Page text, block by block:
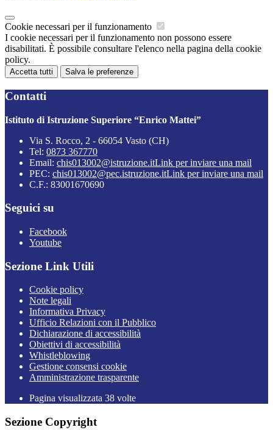
Cookie necessari per il funzionamento
I cookie necessari per il funzionamento non possono essere
disabilitati. È possibile consultare l'elenco nella pagina della cookie
policy.
Accetta tutti Salva le preferenze
Contatti
Istituto di Istruzione Superiore “Enrico Mattei”
Via S. Rocco, 2 - 66054 Vasto (CH)
Tel: 0873 367770
Email: chis013002@istruzione.itLink per inviare una mail
PEC: chis013002@pec.istruzione.itLink per inviare una mail
C.F.: 83001670690
Seguici su
Facebook
Youtube
Sezione Link Utili
Cookie policy
Note legali
Informativa Privacy
Ufficio Relazioni con il Pubblico
Dichiarazione di accessibilità
Obiettivi di accessibilità
Whistleblowing
Gestione consensi cookie
Amministrazione trasparente
Pagina visualizzata 38 volte
Sezione Copyright